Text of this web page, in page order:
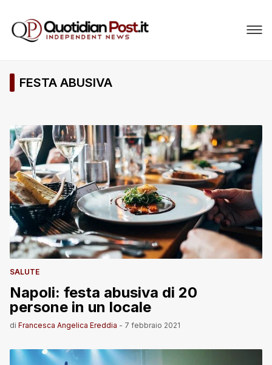
FESTA ABUSIVA
SALUTE
Napoli: festa abusiva di 20
persone in un locale
di Francesca Angelica Ereddia - 7 febbraio 2021